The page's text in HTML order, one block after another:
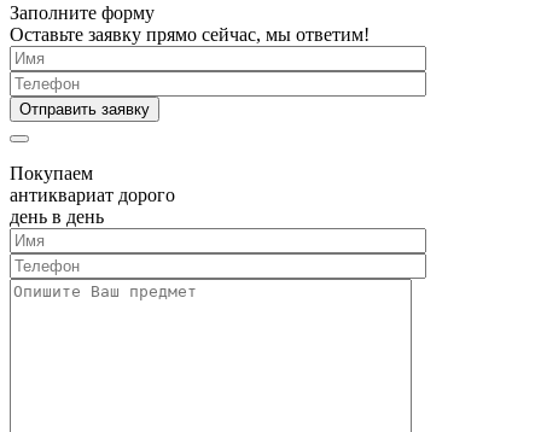
Заполните форму
Оставьте заявку прямо сейчас, мы ответим!
Покупаем
антиквариат дорого
день в день